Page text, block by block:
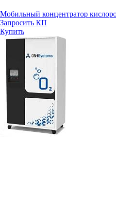
Мобильный концентратор
Запросить КП
Купить